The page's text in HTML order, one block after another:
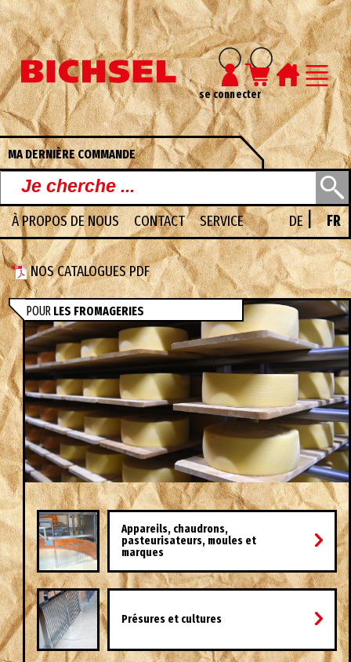
se connecter
MA DERNIÈRE COMMANDE
NOS CATALOGUES PDF
À PROPOS DE NOUS CONTACT SERVICE DE| FR
POUR LES FROMAGERIES
Appareils, chaudrons,
pasteurisateurs, moules et
marques
Présures et cultures